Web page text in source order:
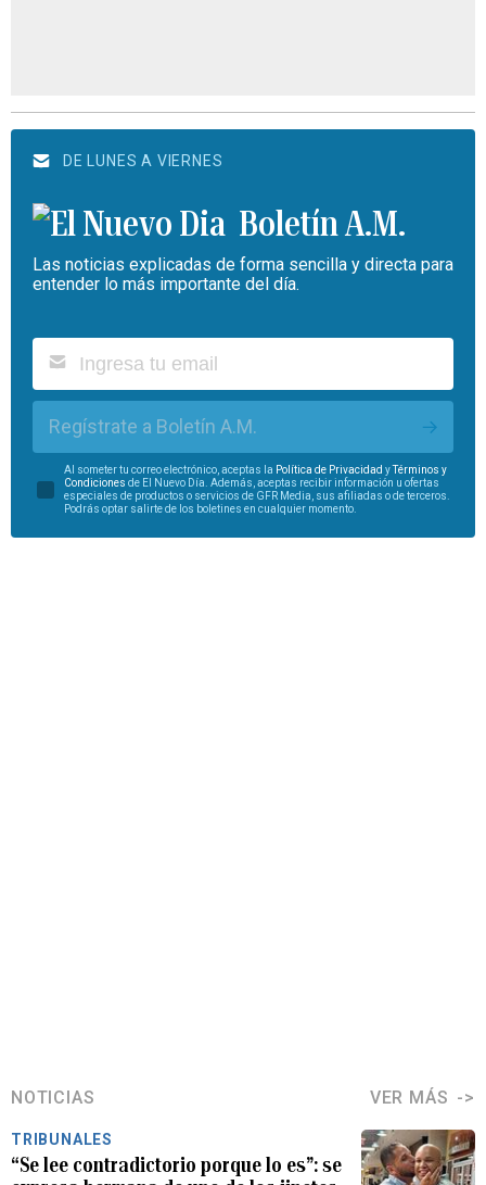
DE LUNES A VIERNES
Boletín A.M.
Las noticias explicadas de forma sencilla y directa para
entender lo más importante del día.
Regístrate a Boletín A.M.
Al someter tu correo electrónico, aceptas la Política de Privacidad y
Términos y
Condiciones de El Nuevo Día. Además, aceptas recibir información u ofertas
especiales de productos o servicios de GFR Media, sus afiliadas o de terceros.
Podrás optar salirte de los boletines en cualquier momento.
NOTICIAS VER MÁS
TRIBUNALES
“Se lee contradictorio porque lo es”: se